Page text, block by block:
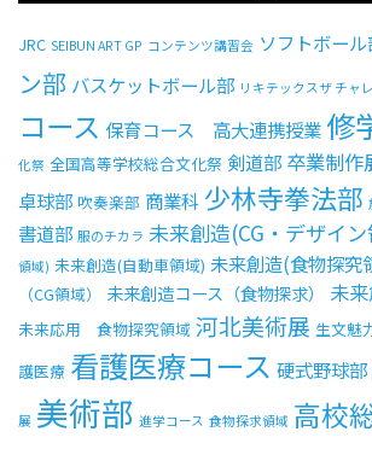
JRC SEIBUN ART GP コンテンツ講習会 ソフトボー
ン部 バスケットボール部 リキテックスザ チャ
コース 保育コース 高大連携授業 修
化祭 全国高等学校総合文化祭 剣道部 卒業制作
卓球部 吹奏楽部 商業科 少林寺拳法部
書道部 服のチカラ 未来創造(CG・デザイ
領域) 未来創造(自動車領域) 未来創造(食物探究
（CG領域）
未来創造コース（食物探求） 未来
未来応用 食物探究領域 河北美術展 生文魅
護医療 看護医療コース 硬式野球部
展 美術部 進学コース 食物探求領域 高校